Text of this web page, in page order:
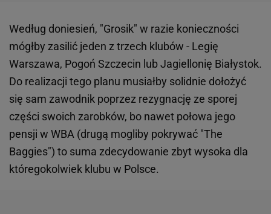
Według doniesień, "Grosik" w razie konieczności
mógłby zasilić jeden z trzech klubów - Legię
Warszawa, Pogoń Szczecin lub Jagiellonię Białystok.
Do realizacji tego planu musiałby solidnie dołożyć
się sam zawodnik poprzez rezygnację ze sporej
części swoich zarobków, bo nawet połowa jego
pensji w WBA (drugą mogliby pokrywać "The
Baggies") to suma zdecydowanie zbyt wysoka dla
któregokolwiek klubu w Polsce.